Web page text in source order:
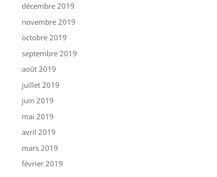
décembre 2019
novembre 2019
octobre 2019
septembre 2019
août 2019
juillet 2019
juin 2019
mai 2019
avril 2019
mars 2019
février 2019